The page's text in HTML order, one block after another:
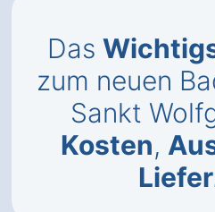
Das
zum neuen
Sankt
Kosten,